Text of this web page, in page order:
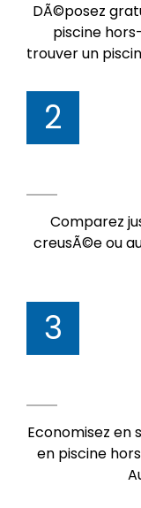
DÃ©posez
piscine
trouver un
2
Comparez
creusÃ©e ou
3
Economisez en
en piscine